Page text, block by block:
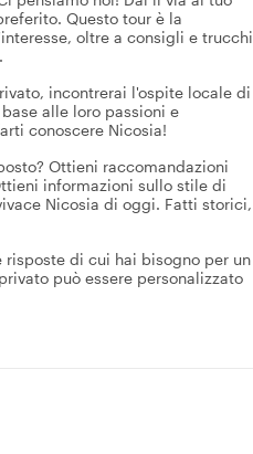
Questo tour è la
oltre a consigli e trucchi
incontrerai l'ospite locale di
alle loro passioni e
conoscere Nicosia!
Ottieni raccomandazioni
informazioni sullo stile di
Nicosia di oggi. Fatti storici,
di cui hai bisogno per un
può essere personalizzato